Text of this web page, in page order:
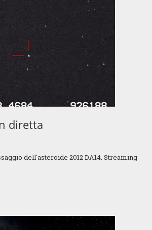
diretta
dell'asteroide 2012 DA14. Streaming